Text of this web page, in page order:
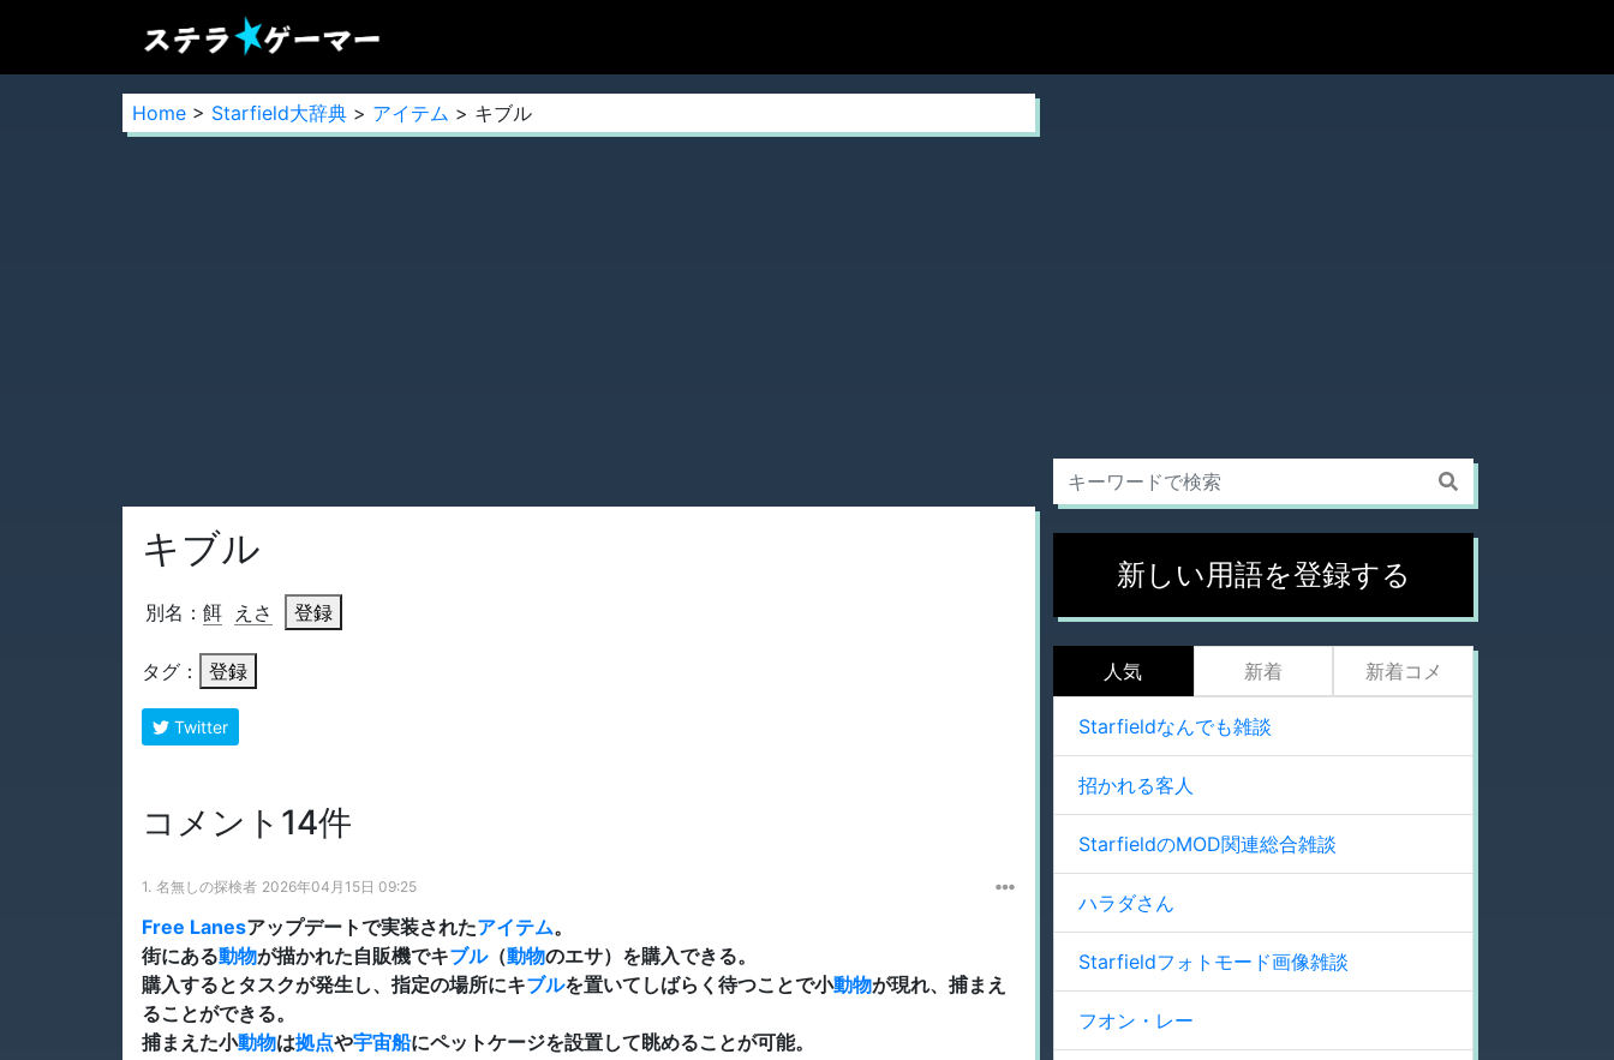
Home > Starfield大辞典 > アイテム > キブル
キブル
別名： 餌 えさ 登録
タグ： 登録
Twitter
コメント14件
1. 名無しの探検者 2026年04月15日 09:25
Free Lanesアップデートで実装されたアイテム。
街にある動物が描かれた自販機でキブル（動物のエサ）を購入できる。
購入するとタスクが発生し、指定の場所にキブルを置いてしばらく待つことで小動物が現れ、捕まえ
ることができる。
捕まえた小動物は拠点や宇宙船にペットケージを設置して眺めることが可能。
新しい用語を登録する
人気 新着 新着コメ
Starfieldなんでも雑談
招かれる客人
StarfieldのMOD関連総合雑談
ハラダさん
Starfieldフォトモード画像雑談
フオン・レー